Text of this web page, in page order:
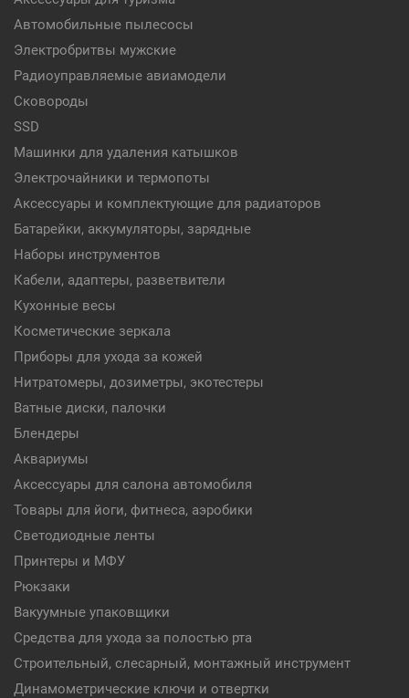
Автомобильные пылесосы
Электробритвы мужские
Радиоуправляемые авиамодели
Сковороды
SSD
Машинки для удаления катышков
Электрочайники и термопоты
Аксессуары и комплектующие для радиаторов
Батарейки, аккумуляторы, зарядные
Наборы инструментов
Кабели, адаптеры, разветвители
Кухонные весы
Косметические зеркала
Приборы для ухода за кожей
Нитратомеры, дозиметры, экотестеры
Ватные диски, палочки
Блендеры
Аквариумы
Аксессуары для салона автомобиля
Товары для йоги, фитнеса, аэробики
Светодиодные ленты
Принтеры и МФУ
Рюкзаки
Вакуумные упаковщики
Средства для ухода за полостью рта
Строительный, слесарный, монтажный инструмент
Динамометрические ключи и отвертки